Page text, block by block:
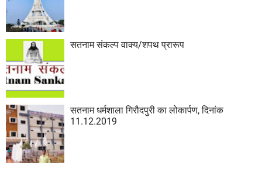
सतनाम संकल्प वाक्य/शपथ प्रारूप
सतनाम धर्मशाला गिरौदपुरी का लोकार्पण, दिनांक
11.12.2019